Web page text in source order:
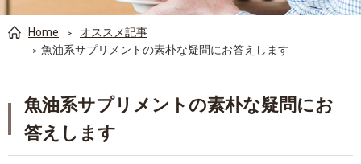
Home
オススメ記事
魚油系サプリメントの素朴な疑問にお答えします
魚油系サプリメントの素朴な疑問にお
答えします